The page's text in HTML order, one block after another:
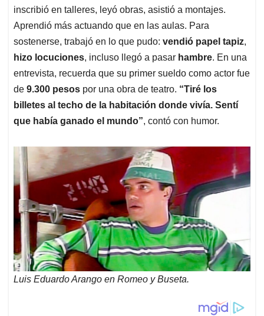
inscribió en talleres, leyó obras, asistió a montajes.
Aprendió más actuando que en las aulas. Para
sostenerse, trabajó en lo que pudo: vendió papel tapiz,
hizo locuciones, incluso llegó a pasar hambre. En una
entrevista, recuerda que su primer sueldo como actor fue
de 9.300 pesos por una obra de teatro. “Tiré los
billetes al techo de la habitación donde vivía. Sentí
que había ganado el mundo”, contó con humor.
Luis Eduardo Arango en Romeo y Buseta.